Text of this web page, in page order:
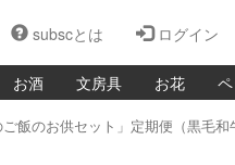
subscとは ログイン
お酒 文房具 お花
飯のお供セット」定期便（黒毛和